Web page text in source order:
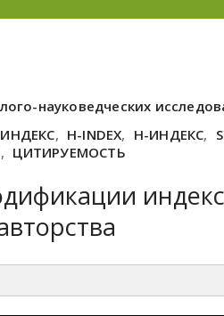
науковедческих
, H-INDEX, H-ИНДЕКС,
, ЦИТИРУЕМОСТЬ